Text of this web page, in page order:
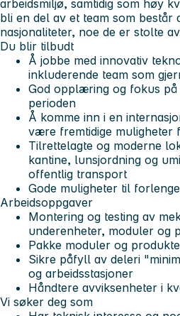
arbeidsmiljø, samtidig som høy
bli en del av et team som
nasjonaliteter, noe de er stolte
Du blir tilbudt
Å jobbe med innovativ
inkluderende team som
God opplæring og fokus
perioden
Å komme inn i en
være fremtidige muligheter
Tilrettelagte og moderne
kantine, lunsjordning og
offentlig transport
Gode muligheter til
Arbeidsoppgaver
Montering og testing av
underenheter, moduler og
Pakke moduler og
Sikre påfyll av deleri
og arbeidsstasjoner
Håndtere avviksenheter i
Vi søker deg som